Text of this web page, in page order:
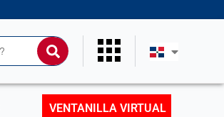
VENTANILLA VIRTUAL